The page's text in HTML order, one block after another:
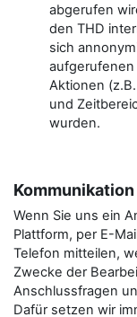
abgerufen
den THD
sich
Aktionen
und
wurden.
Kommunikation
Wenn Sie uns ein
Plattform, per E-
Telefon mitteilen,
Zwecke der
Anschlussfragen
Dafür setzen wir